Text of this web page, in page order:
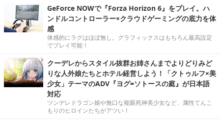
GeForce NOWで『Forza Horizon 6』をプレイ。ハ
ンドルコントローラー×クラウドゲーミングの底力を体
感
体感的にラグはほぼ無し。グラフィックスはもちろん最高設定
でプレイ可能！
クーデレからスタイル抜群お姉さんまでよりどりみど
りな人外娘たちとホテル経営しよう！「クトゥルフ×美
少女」テーマのADV『ヨグ=ソトースの庭』が日本語
対応
ツンデレドラゴン娘や無口な複眼死神美少女など、属性てんこ
もりのヒロインたちがアツい！